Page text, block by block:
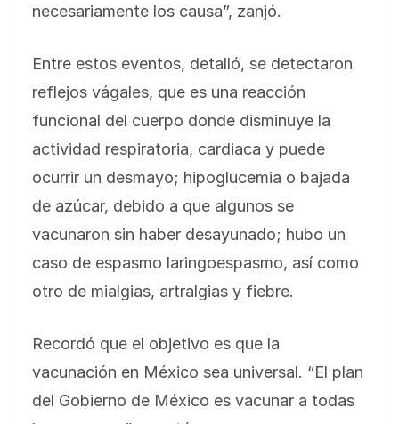
necesariamente los causa”, zanjó.
Entre estos eventos, detalló, se detectaron
reflejos vágales, que es una reacción
funcional del cuerpo donde disminuye la
actividad respiratoria, cardiaca y puede
ocurrir un desmayo; hipoglucemia o bajada
de azúcar, debido a que algunos se
vacunaron sin haber desayunado; hubo un
caso de espasmo laringoespasmo, así como
otro de mialgias, artralgias y fiebre.
Recordó que el objetivo es que la
vacunación en México sea universal. “El plan
del Gobierno de México es vacunar a todas